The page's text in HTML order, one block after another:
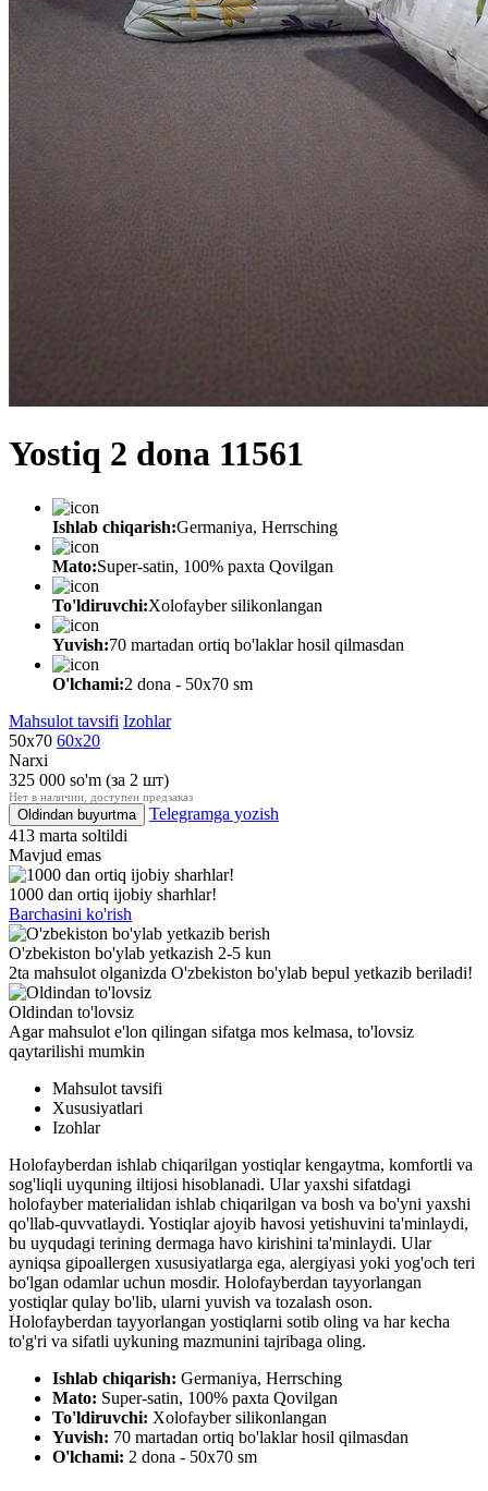
Yostiq 2 dona 11561
Ishlab chiqarish:Germaniya, Herrsching
Mato:Super-satin, 100% paxta Qovilgan
To'ldiruvchi:Xolofayber silikonlangan
Yuvish:70 martadan ortiq bo'laklar hosil qilmasdan
O'lchami:2 dona - 50х70 sm
Mahsulot tavsifi Izohlar
50х70 60х20
Narxi
325 000 so'm (за 2 шт)
Нет в наличии, доступен предзаказ
Oldindan buyurtma
Telegramga yozish
413 marta soltildi
Mavjud emas
1000 dan ortiq ijobiy sharhlar!
Barchasini ko'rish
O'zbekiston bo'ylab yetkazish 2-5 kun
2ta mahsulot olganizda O'zbekiston bo'ylab bepul yetkazib beriladi!
Oldindan to'lovsiz
Agar mahsulot e'lon qilingan sifatga mos kelmasa, to'lovsiz
qaytarilishi mumkin
Mahsulot tavsifi
Xususiyatlari
Izohlar
Holofayberdan ishlab chiqarilgan yostiqlar kengaytma, komfortli va
sog'liqli uyquning iltijosi hisoblanadi. Ular yaxshi sifatdagi
holofayber materialidan ishlab chiqarilgan va bosh va bo'yni yaxshi
qo'llab-quvvatlaydi. Yostiqlar ajoyib havosi yetishuvini ta'minlaydi,
bu uyqudagi terining dermaga havo kirishini ta'minlaydi. Ular
ayniqsa gipoallergen xususiyatlarga ega, alergiyasi yoki yog'och teri
bo'lgan odamlar uchun mosdir. Holofayberdan tayyorlangan
yostiqlar qulay bo'lib, ularni yuvish va tozalash oson.
Holofayberdan tayyorlangan yostiqlarni sotib oling va har kecha
to'g'ri va sifatli uykuning mazmunini tajribaga oling.
Ishlab chiqarish: Germaniya, Herrsching
Mato: Super-satin, 100% paxta Qovilgan
To'ldiruvchi: Xolofayber silikonlangan
Yuvish: 70 martadan ortiq bo'laklar hosil qilmasdan
O'lchami: 2 dona - 50х70 sm